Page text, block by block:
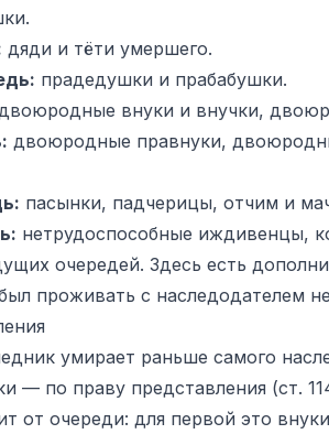
дяди и тёти умершего.
прадедушки и прабабушки.
внуки и внучки,
двоюродные правнуки,
пасынки, падчерицы, отчим и
нетрудоспособные иждивенцы,
очередей. Здесь есть
проживать с наследодателем
умирает раньше самого
— по праву представления (ст.
от очереди: для первой это